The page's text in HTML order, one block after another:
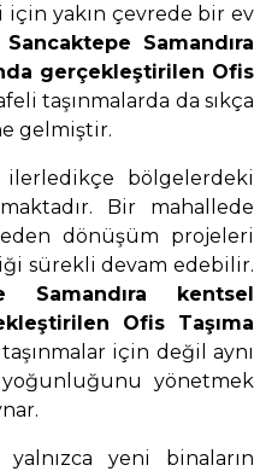
yakın çevrede bir ev
Sancaktepe Samandıra
gerçekleştirilen Ofis
taşınmalarda da sıkça
gelmiştir.
bölgelerdeki
Bir mahallede
dönüşüm projeleri
sürekli devam edebilir.
Samandıra kentsel
Ofis Taşıma
için değil aynı
yoğunluğunu yönetmek
yeni binaların